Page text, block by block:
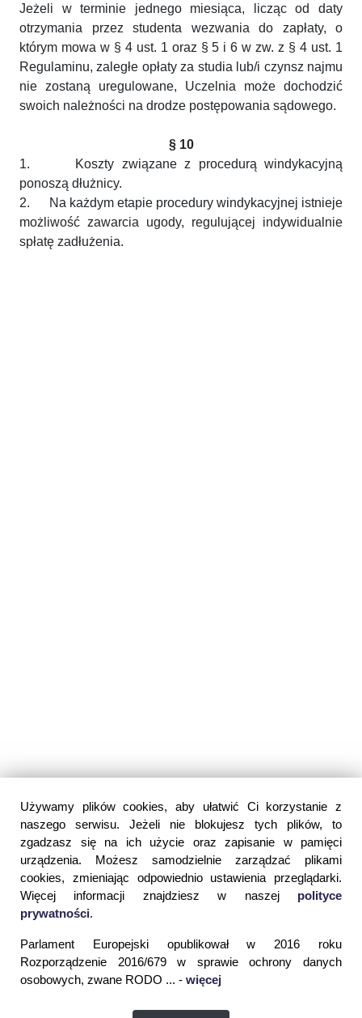
Używamy plików cookies, aby ułatwić Ci korzystanie z
naszego serwisu. Jeżeli nie blokujesz tych plików, to
zgadzasz się na ich użycie oraz zapisanie w pamięci
urządzenia. Możesz samodzielnie zarządzać plikami
cookies, zmieniając odpowiednio ustawienia przeglądarki.
Więcej informacji znajdziesz w naszej polityce
prywatności.
Parlament Europejski opublikował w 2016 roku
Rozporządzenie 2016/679 w sprawie ochrony danych
osobowych, zwane RODO ... - więcej
Jeżeli w terminie jednego miesiąca, licząc od daty
otrzymania przez studenta wezwania do zapłaty, o
którym mowa w § 4 ust. 1 oraz § 5 i 6 w zw. z § 4 ust. 1
Regulaminu, zaległe opłaty za studia lub/i czynsz najmu
nie zostaną uregulowane, Uczelnia może dochodzić
swoich należności na drodze postępowania sądowego.
§ 10
1.
Koszty związane z procedurą windykacyjną
ponoszą dłużnicy.
2.
Na każdym etapie procedury windykacyjnej istnieje
możliwość zawarcia ugody, regulującej indywidualnie
spłatę zadłużenia.